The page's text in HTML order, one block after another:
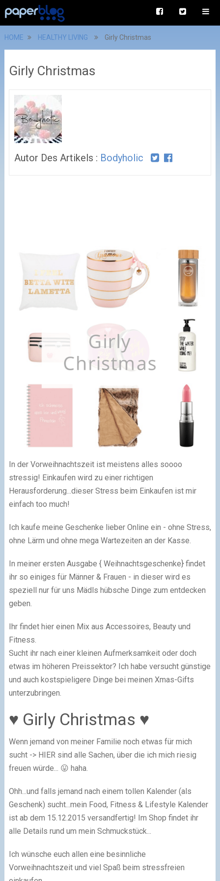
HOME HEALTHY LIVING Girly Christmas
Girly Christmas
Autor Des Artikels : Bodyholic
In der Vorweihnachtszeit ist meistens alles soooo
stressig! Einkaufen wird zu einer richtigen
Herausforderung...dieser Stress beim Einkaufen ist mir
einfach too much!
Ich kaufe meine Geschenke lieber Online ein - ohne Stress,
ohne Lärm und ohne mega Wartezeiten an der Kasse.
In meiner ersten Ausgabe { Weihnachtsgeschenke} findet
ihr so einiges für Männer & Frauen - in dieser wird es
speziell nur für uns Mädls hübsche Dinge zum entdecken
geben.
Ihr findet hier einen Mix aus Accessoires, Beauty und
Fitness.
Sucht ihr nach einer kleinen Aufmerksamkeit oder doch
etwas im höheren Preissektor? Ich habe versucht günstige
und auch kostspieligere Dinge bei meinen Xmas-Gifts
unterzubringen.
♥ Girly Christmas ♥
Wenn jemand von meiner Familie noch etwas für mich
sucht -> HIER sind alle Sachen, über die ich mich riesig
freuen würde... 😛 haha.
Ohh...und falls jemand nach einem tollen Kalender (als
Geschenk) sucht...mein Food, Fitness & Lifestyle Kalender
ist ab dem 15.12.2015 versandfertig! Im Shop findet ihr
alle Details rund um mein Schmuckstück...
Ich wünsche euch allen eine besinnliche
Vorweihnachtszeit und viel Spaß beim stressfreien